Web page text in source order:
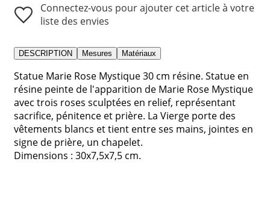
Connectez-vous pour ajouter cet article à votre
liste des envies
DESCRIPTION Mesures Matériaux
Statue Marie Rose Mystique 30 cm résine. Statue en
résine peinte de l'apparition de Marie Rose Mystique
avec trois roses sculptées en relief, représentant
sacrifice, pénitence et prière. La Vierge porte des
vêtements blancs et tient entre ses mains, jointes en
signe de prière, un chapelet.
Dimensions : 30x7,5x7,5 cm.